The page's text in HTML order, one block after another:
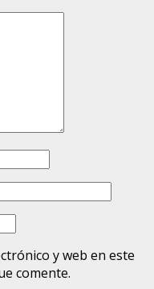
y web en este
comente.